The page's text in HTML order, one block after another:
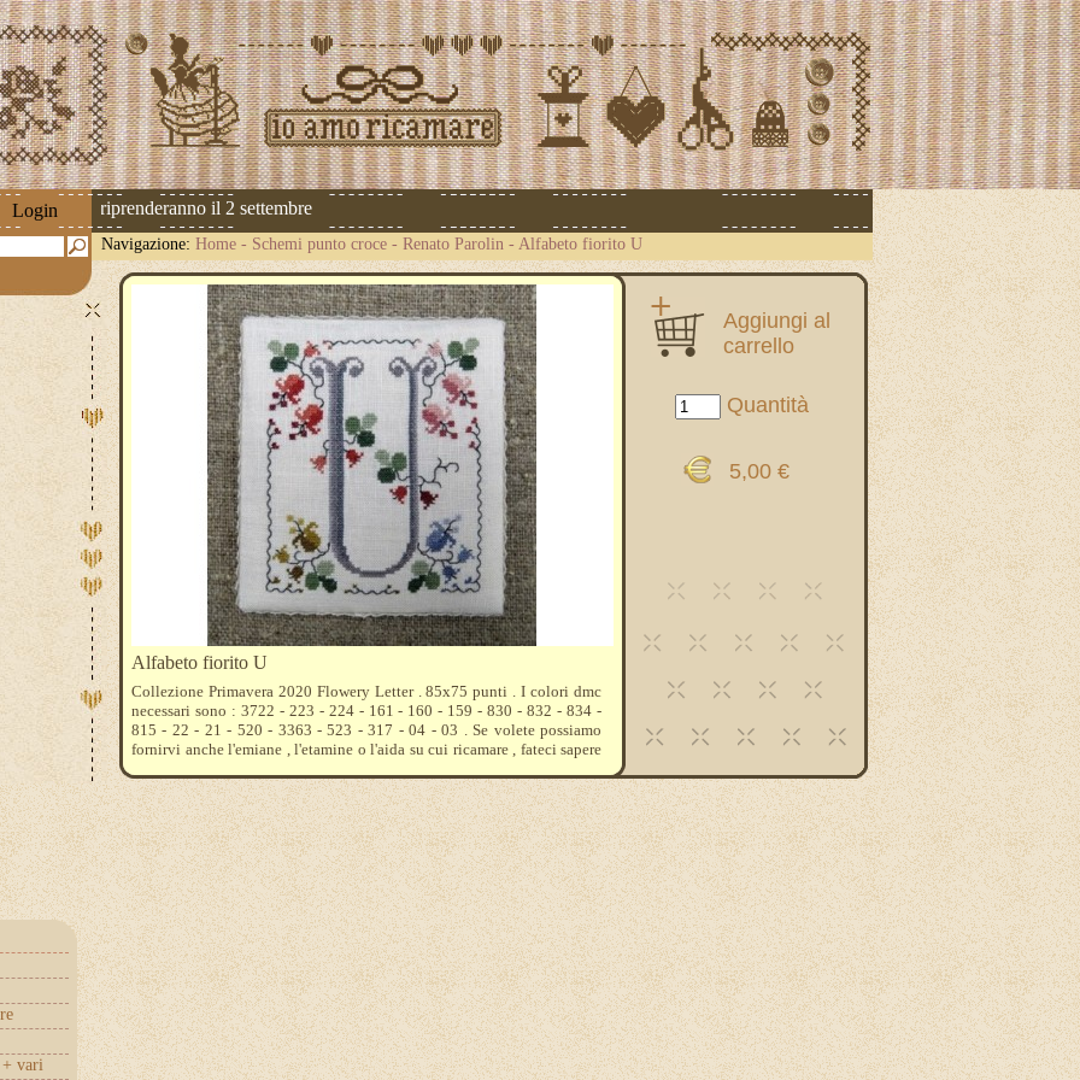
Login riprenderanno il 2 settembre
Navigazione: Home - Schemi punto croce - Renato Parolin - Alfabeto fiorito U
+ vari
Aggiungi al
carrello
Quantità
5,00 €
Alfabeto fiorito U
Collezione Primavera 2020 Flowery Letter . 85x75 punti . I colori dmc
necessari sono : 3722 - 223 - 224 - 161 - 160 - 159 - 830 - 832 - 834 -
815 - 22 - 21 - 520 - 3363 - 523 - 317 - 04 - 03 . Se volete possiamo
fornirvi anche l'emiane , l'etamine o l'aida su cui ricamare , fateci sapere